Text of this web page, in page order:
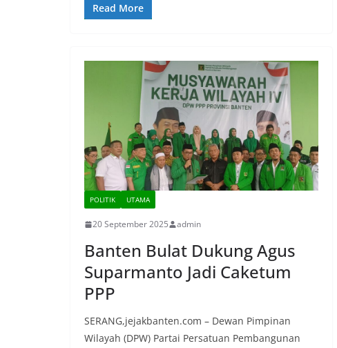
Read More
POLITIK UTAMA
20 September 2025 admin
Banten Bulat Dukung Agus
Suparmanto Jadi Caketum
PPP
SERANG,jejakbanten.com – Dewan Pimpinan
Wilayah (DPW) Partai Persatuan Pembangunan